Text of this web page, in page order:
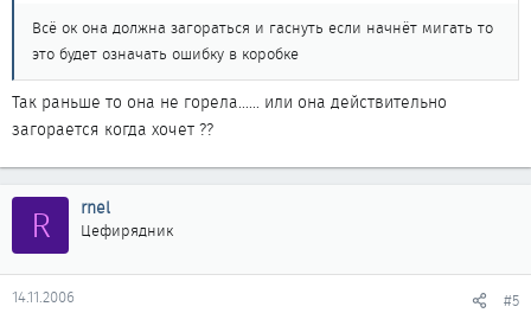
Всё ок она должна загораться и гаснуть если начнёт мигать то
это будет означать ошибку в коробке
Так раньше то она не горела...... или она действительно
загорается когда хочет ??
R rnel
Цефирядник
14.11.2006 #5